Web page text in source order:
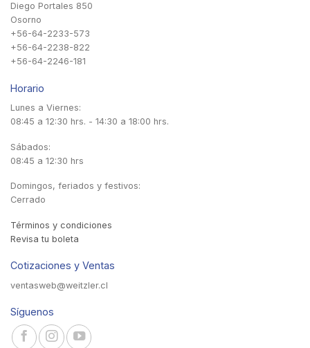
Diego Portales 850
Osorno
+56-64-2233-573
+56-64-2238-822
+56-64-2246-181
Horario
Lunes a Viernes:
08:45 a 12:30 hrs. - 14:30 a 18:00 hrs.
Sábados:
08:45 a 12:30 hrs
Domingos, feriados y festivos:
Cerrado
Términos y condiciones
Revisa tu boleta
Cotizaciones y Ventas
ventasweb@weitzler.cl
Síguenos